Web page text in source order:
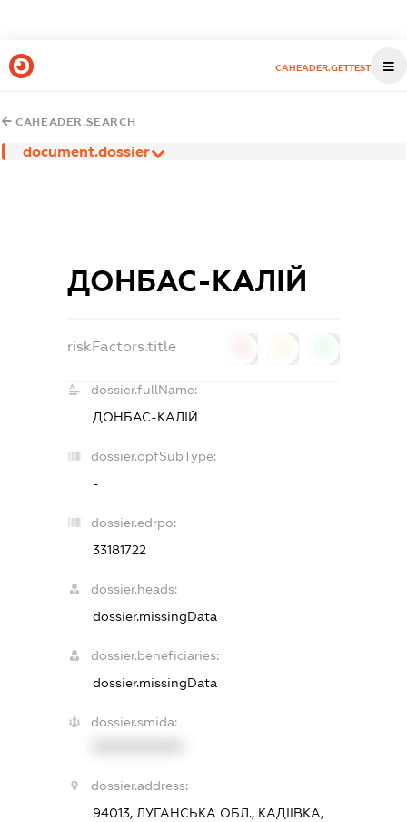
CAHEADER.GETTEST
CAHEADER.SEARCH
document.dossier
ДОНБАС-КАЛІЙ
riskFactors.title
dossier.fullName:
ДОНБАС-КАЛІЙ
dossier.opfSubType:
-
dossier.edrpo:
33181722
dossier.heads:
dossier.missingData
dossier.beneficiaries:
dossier.missingData
dossier.smida:
dossier.address:
94013, ЛУГАНСЬКА ОБЛ., КАДІЇВКА,